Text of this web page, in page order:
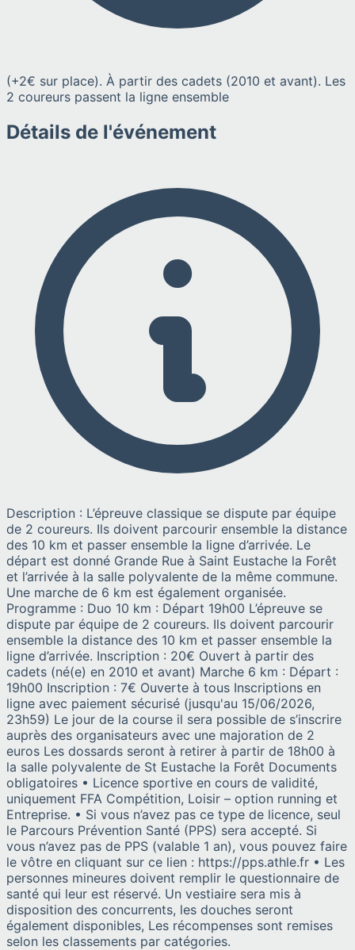
(+2€ sur place). À partir des cadets (2010 et avant). Les
2 coureurs passent la ligne ensemble
Détails de l'événement
Description : L’épreuve classique se dispute par équipe
de 2 coureurs. Ils doivent parcourir ensemble la distance
des 10 km et passer ensemble la ligne d’arrivée. Le
départ est donné Grande Rue à Saint Eustache la Forêt
et l’arrivée à la salle polyvalente de la même commune.
Une marche de 6 km est également organisée.
Programme : Duo 10 km : Départ 19h00 L’épreuve se
dispute par équipe de 2 coureurs. Ils doivent parcourir
ensemble la distance des 10 km et passer ensemble la
ligne d’arrivée. Inscription : 20€ Ouvert à partir des
cadets (né(e) en 2010 et avant) Marche 6 km : Départ :
19h00 Inscription : 7€ Ouverte à tous Inscriptions en
ligne avec paiement sécurisé (jusqu'au 15/06/2026,
23h59) Le jour de la course il sera possible de s’inscrire
auprès des organisateurs avec une majoration de 2
euros Les dossards seront à retirer à partir de 18h00 à
la salle polyvalente de St Eustache la Forêt Documents
obligatoires • Licence sportive en cours de validité,
uniquement FFA Compétition, Loisir – option running et
Entreprise. • Si vous n’avez pas ce type de licence, seul
le Parcours Prévention Santé (PPS) sera accepté. Si
vous n’avez pas de PPS (valable 1 an), vous pouvez faire
le vôtre en cliquant sur ce lien : https://pps.athle.fr • Les
personnes mineures doivent remplir le questionnaire de
santé qui leur est réservé. Un vestiaire sera mis à
disposition des concurrents, les douches seront
également disponibles, Les récompenses sont remises
selon les classements par catégories.